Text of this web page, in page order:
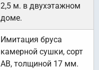
2,5 м. в двухэтажном
доме.
Имитация бруса
камерной сушки, сорт
АВ, толщиной 17 мм.